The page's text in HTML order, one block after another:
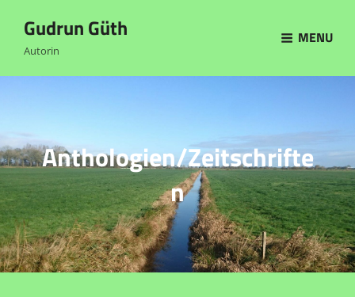
Gudrun Güth
Autorin
MENU
Anthologien/Zeitschrifte
N